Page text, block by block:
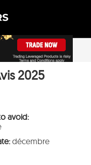
2025
avoid:
décembre